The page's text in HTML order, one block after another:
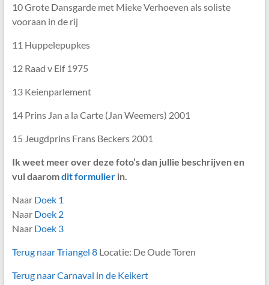
10 Grote Dansgarde met Mieke Verhoeven als soliste
vooraan in de rij
11 Huppelepupkes
12 Raad v Elf 1975
13 Keienparlement
14 Prins Jan a la Carte (Jan Weemers) 2001
15 Jeugdprins Frans Beckers 2001
Ik weet meer over deze foto’s dan jullie beschrijven en
vul daaromdit formulierin.
Naar Doek 1
Naar Doek 2
Naar Doek 3
Terug naar Triangel 8Locatie: De Oude Toren
Terug naar Carnaval in de Keikert